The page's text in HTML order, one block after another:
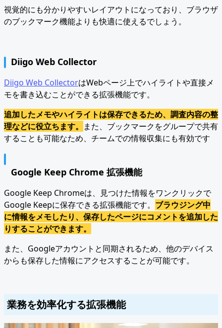
視覚的にも分かりやすいレイアウトになっており、ブラウザ
のブックマーク機能よりも快適に使えるでしょう。
Diigo Web Collector
Diigo Web CollectorはWebページ上でハイライトや直接メ
モを書き込むことができる拡張機能です。
追加したメモやハイライトは保存できるため、調査内容の整
理などに役立ちます。 また、ブックマークをグループで共有
することも可能なため、チームでの情報収集にも有効です
Google Keep Chrome 拡張機能
Google Keep Chromeは、見つけた情報をワンクリックで
Google Keepに保存できる拡張機能です。 ブラウジング中
に情報をメモしたり、保存したページにコメントを追加した
りすることができます。
また、Googleアカウントと同期されるため、他のデバイス
からも保存した情報にアクセスすることが可能です。
業務を効率化する拡張機能